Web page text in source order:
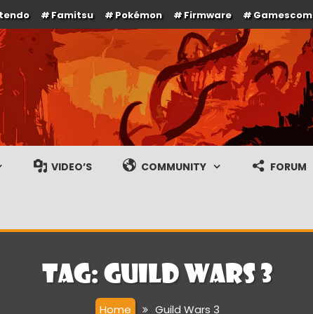
Famitsu Pokémon Firmware Gamescom
gameplay streams
VIDEO’S COMMUNITY FORUM
Tag: Guild Wars 3
Home Guild Wars 3